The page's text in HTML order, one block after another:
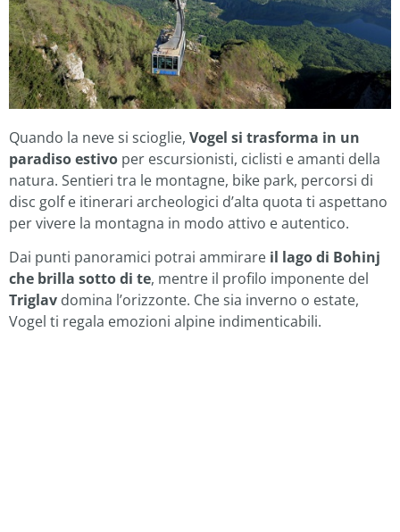
Quando la neve si scioglie, Vogel si trasforma in un
paradiso estivo per escursionisti, ciclisti e amanti della
natura. Sentieri tra le montagne, bike park, percorsi di
disc golf e itinerari archeologici d’alta quota ti aspettano
per vivere la montagna in modo attivo e autentico.
Dai punti panoramici potrai ammirare il lago di Bohinj
che brilla sotto di te, mentre il profilo imponente del
Triglav domina l’orizzonte. Che sia inverno o estate,
Vogel ti regala emozioni alpine indimenticabili.